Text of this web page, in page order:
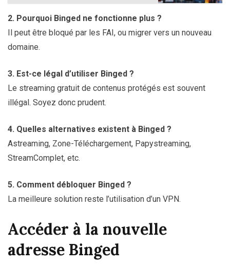
2. Pourquoi Binged ne fonctionne plus ?
Il peut être bloqué par les FAI, ou migrer vers un nouveau
domaine.
3. Est-ce légal d’utiliser Binged ?
Le streaming gratuit de contenus protégés est souvent
illégal. Soyez donc prudent.
4. Quelles alternatives existent à Binged ?
Astreaming, Zone-Téléchargement, Papystreaming,
StreamComplet, etc.
5. Comment débloquer Binged ?
La meilleure solution reste l’utilisation d’un VPN.
Accéder à la nouvelle
adresse Binged